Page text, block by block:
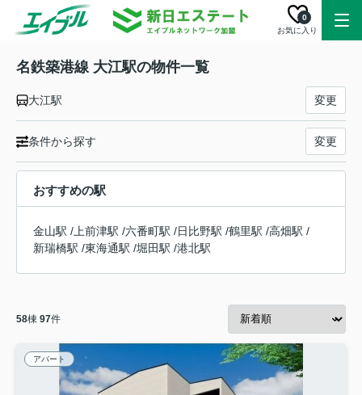
お気に入り
0
名鉄築港線 大江駅の物件一覧
大江駅 変更
条件から探す 変更
おすすめの駅
金山駅 / 上前津駅 /六番町駅 /日比野駅 /鶴里駅 /高畑駅 /
新瑞橋駅 /東海通駅 /堀田駅 /港北駅
58棟 97件
アパート